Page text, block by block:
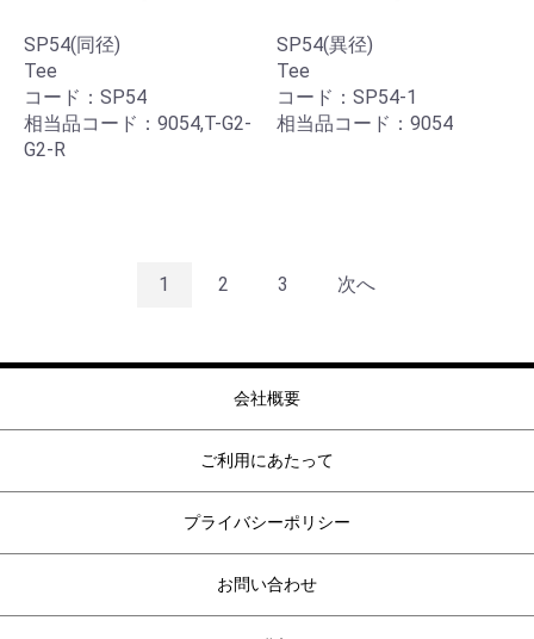
SP54(同径)
Tee
コード：SP54
相当品コード：9054,T-G2-
G2-R
SP54(異径)
Tee
コード：SP54-1
相当品コード：9054
1 2 3 次へ
会社概要
ご利用にあたって
プライバシーポリシー
お問い合わせ